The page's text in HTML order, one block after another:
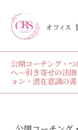
公開コーチング・
へ〜引き寄せの法
ョン・潜在意識の